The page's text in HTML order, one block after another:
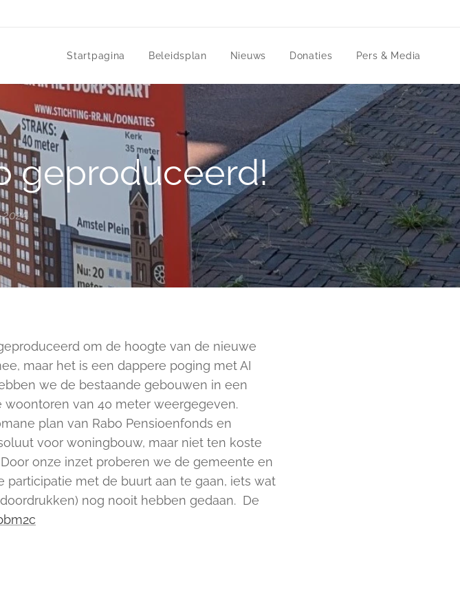
Startpagina Beleidsplan Nieuws Donaties Pers & Media
geproduceerd!
om de hoogte van de nieuwe
maar het is een dappere poging met AI
we de bestaande gebouwen in een
van 40 meter weergegeven.
plan van Rabo Pensioenfonds en
voor woningbouw, maar niet ten koste
onze inzet proberen we de gemeente en
met de buurt aan te gaan, iets wat
nog nooit hebben gedaan. De